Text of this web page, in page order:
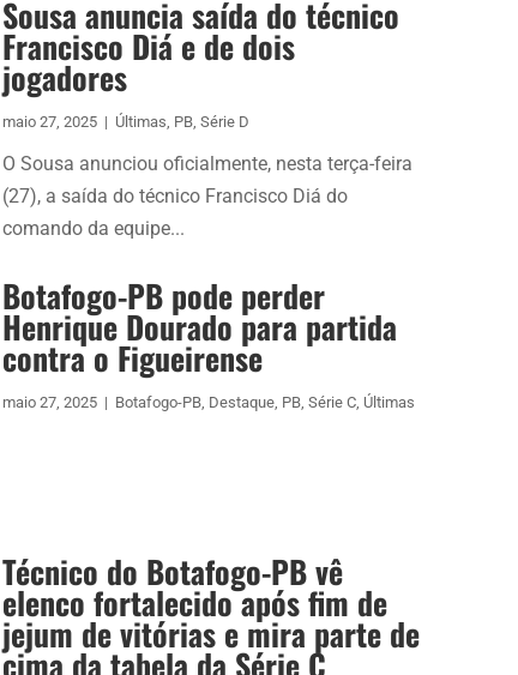
Sousa anuncia saída do técnico
Francisco Diá e de dois
jogadores
maio 27, 2025 | Últimas, PB, Série D
O Sousa anunciou oficialmente, nesta terça-feira
(27), a saída do técnico Francisco Diá do
comando da equipe...
Botafogo-PB pode perder
Henrique Dourado para partida
contra o Figueirense
maio 27, 2025 | Botafogo-PB, Destaque, PB, Série C, Últimas
Técnico do Botafogo-PB vê
elenco fortalecido após fim de
jejum de vitórias e mira parte de
cima da tabela da Série C